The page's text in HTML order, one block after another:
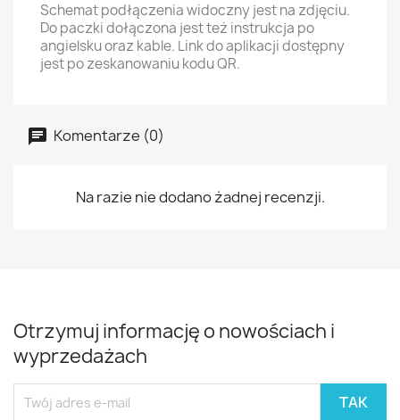
Schemat podłączenia widoczny jest na zdjęciu.
Do paczki dołączona jest też instrukcja po
angielsku oraz kable. Link do aplikacji dostępny
jest po zeskanowaniu kodu QR.
Komentarze (0)
Na razie nie dodano żadnej recenzji.
Otrzymuj informację o nowościach i
wyprzedażach